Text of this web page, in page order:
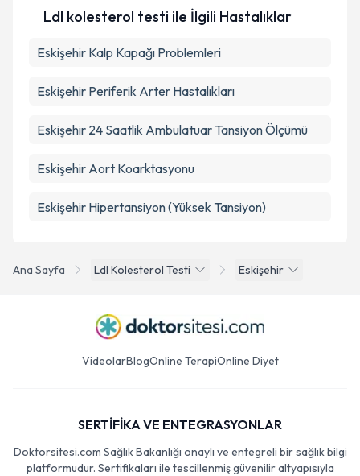
Ana Sayfa Ldl Kolesterol Testi Eskişehir
Ldl kolesterol testi ile İlgili Hastalıklar
Eskişehir Kalp Kapağı Problemleri
Eskişehir Periferik Arter Hastalıkları
Eskişehir 24 Saatlik Ambulatuar Tansiyon Ölçümü
Eskişehir Aort Koarktasyonu
Eskişehir Hipertansiyon (Yüksek Tansiyon)
VideolarBlogOnline TerapiOnline Diyet
SERTİFİKA VE ENTEGRASYONLAR
Doktorsitesi.com Sağlık Bakanlığı onaylı ve entegreli bir sağlık bilgi
platformudur. Sertifikaları ile tescillenmiş güvenilir altyapısıyla